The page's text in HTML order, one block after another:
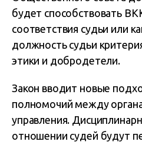
будет способствовать
соответствия судьи или
должность судьи
этики и добродетели.
Закон вводит новые
полномочий между
управления.
отношении судей будут